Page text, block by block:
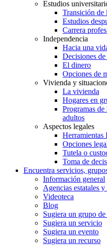
Estudios
Transición de
Estudios
Carrera
Independencia
Hacia una
Decisiones
El dinero
Opciones de
Vivienda y
La vivienda
Hogares en
Programas
adultos
Aspectos legales
Herramientas
Opciones
Tutela o
Toma de
Encuentra servicios,
Información general
Agencias estatales
Videoteca
Blog
Sugiera un grupo de
Sugiera un servicio
Sugiera un evento
Sugiera un recurso